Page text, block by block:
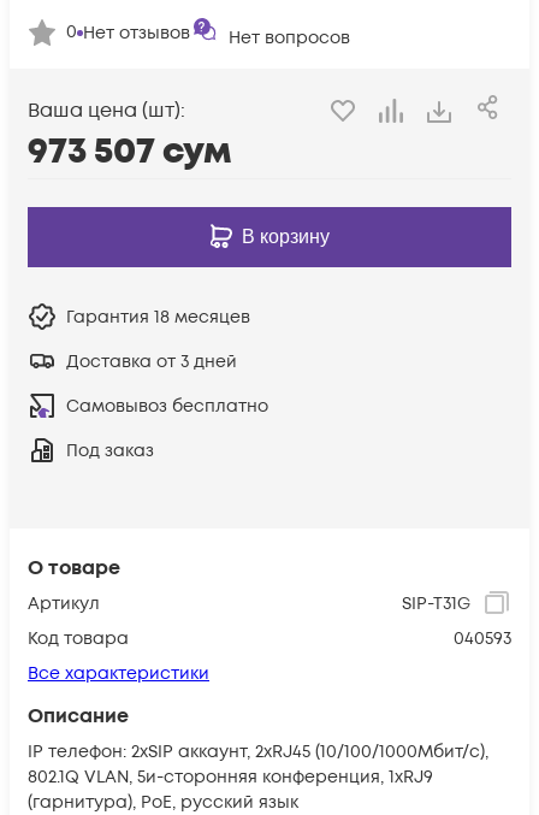
О товаре
Артикул
SIP-T31G
Код товара
040593
Все характеристики
Описание
IP телефон: 2xSIP аккаунт, 2xRJ45 (10/100/1000Мбит/с),
802.1Q VLAN, 5и-сторонняя конференция, 1хRJ9
(гарнитура), PoE, русский язык
0 Нет отзывов Нет вопросов
Ваша цена (шт):
973 507сум
В корзину
Гарантия 18 месяцев
Доставка от 3 дней
Самовывоз бесплатно
Под заказ